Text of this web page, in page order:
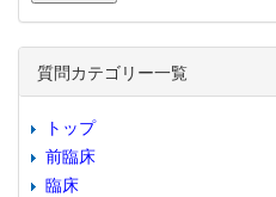
質問カテゴリー一覧
トップ
前臨床
臨床